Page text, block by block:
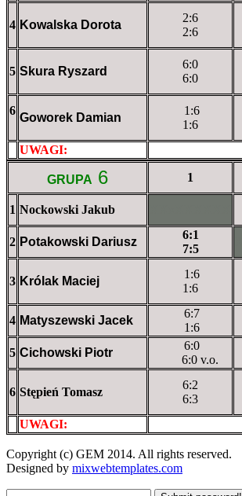
4 Kowalska Dorota
2:6
2:6
5 Skura Ryszard
6:0
6:0
6
Goworek Damian
1:6
1:6
UWAGI:
GRUPA 6 1
1 Nockowski Jakub
2 Potakowski Dariusz
6:1
7:5
3 Królak Maciej
1:6
1:6
4 Matyszewski Jacek
6:7
1:6
5 Cichowski Piotr
6:0
6:0 v.o.
6 Stępień Tomasz
6:2
6:3
UWAGI:
Copyright (c) GEM 2014. All rights reserved.
Designed by mixwebtemplates.com